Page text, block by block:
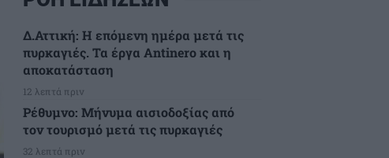
Δ.Αττική: Η επόμενη ημέρα μετά τις
πυρκαγιές. Τα έργα Antinero και η
αποκατάσταση
12 λεπτά πριν
Ρέθυμνο: Μήνυμα αισιοδοξίας από
τον τουρισμό μετά τις πυρκαγιές
32 λεπτά πριν